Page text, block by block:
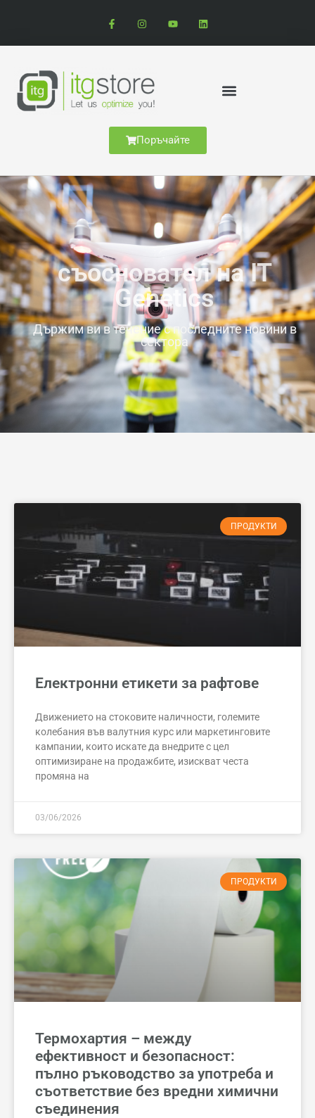
Поръчайте
съосновател на IT
Genetics
Държим ви в течение с последните новини в
сектора
ПРОДУКТИ
Електронни етикети за рафтове
Движението на стоковите наличности, големите
колебания във валутния курс или маркетинговите
кампании, които искате да внедрите с цел
оптимизиране на продажбите, изискват честа
промяна на
03/06/2026
ПРОДУКТИ
Термохартия – между
ефективност и безопасност:
пълно ръководство за употреба и
съответствие без вредни химични
съединения